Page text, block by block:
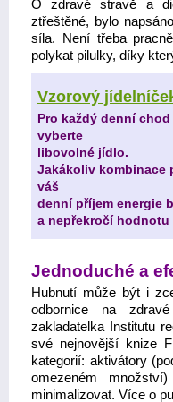
O zdravé stravě a
ztřeštěné, bylo
síla. Není třeba
polykat pilulky, díky
Vzorový
Pro každý denní
vyberte
libovolné jídlo.
Jakákoliv kombinace
váš
denní příjem energie
a nepřekročí hodnotu
Jednoduché a
Hubnutí může být i
odbornice na
zakladatelka Institutu
své nejnovější knize
kategorií: aktivátory
omezeném
minimalizovat. Více o